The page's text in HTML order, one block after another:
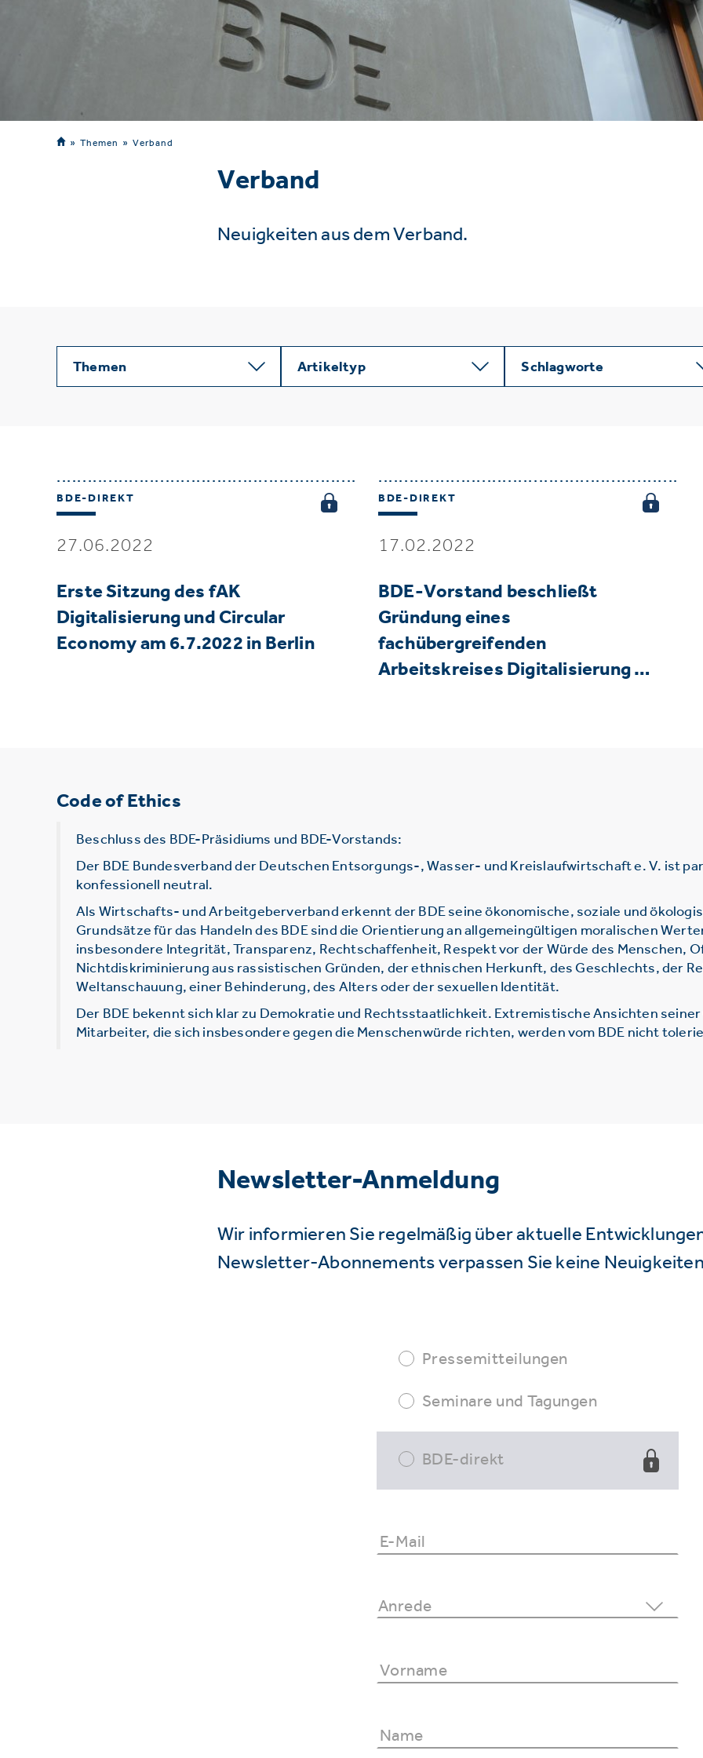
Themen Verband
Verband
Neuigkeiten aus dem Verband.
Themen Artikeltyp Schlagworte
BDE-DIREKT
27.06.2022
Erste Sitzung des fAK
Digitalisierung und Circular
Economy am 6.7.2022 in Berlin
BDE-DIREKT
17.02.2022
BDE-Vorstand beschließt
Gründung eines
fachübergreifenden
Arbeitskreises Digitalisierung …
Code of Ethics
Beschluss des BDE-Präsidiums und BDE-Vorstands:
Der BDE Bundesverband der Deutschen Entsorgungs-, Wasser- und Kreislaufwirtschaft e. V. ist
konfessionell neutral.
Als Wirtschafts- und Arbeitgeberverband erkennt der BDE seine ökonomische, soziale und
Grundsätze für das Handeln des BDE sind die Orientierung an allgemeingültigen moralischen
insbesondere Integrität, Transparenz, Rechtschaffenheit, Respekt vor der Würde des Menschen,
Nichtdiskriminierung aus rassistischen Gründen, der ethnischen Herkunft, des Geschlechts, der
Weltanschauung, einer Behinderung, des Alters oder der sexuellen Identität.
Der BDE bekennt sich klar zu Demokratie und Rechtsstaatlichkeit. Extremistische Ansichten
Mitarbeiter, die sich insbesondere gegen die Menschenwürde richten, werden vom BDE nicht
Newsletter-Anmeldung
Wir informieren Sie regelmäßig über aktuelle
Newsletter-Abonnements verpassen Sie keine
Pressemitteilungen
Seminare und Tagungen
BDE-direkt